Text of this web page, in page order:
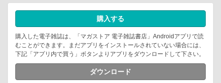
購入する
購入した電子雑誌は、「マガストア 電子雑誌書店」Androidアプリで読
むことができます。まだアプリをインストールされていない場合には、
下記「アプリ内で買う」ボタンよりアプリをダウンロードして下さい。
ダウンロード